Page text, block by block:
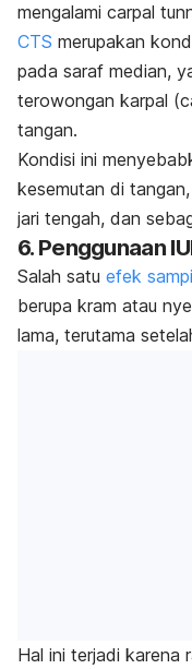
mengalami carpal
CTS merupakan
pada saraf median,
terowongan karpal (
tangan.
Kondisi ini
kesemutan di
jari tengah, dan
6. Penggunaan
Salah satu efek
berupa kram atau
lama, terutama
Hal ini terjadi karena